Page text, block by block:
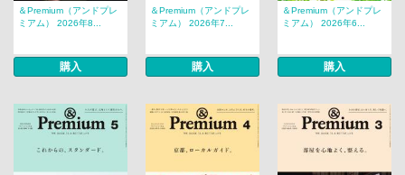
＆Premium（アンドプレ
ミアム） 2026年8...
購入
＆Premium（アンドプレ
ミアム） 2026年7...
購入
＆Premium（アンドプレ
ミアム） 2026年6...
購入